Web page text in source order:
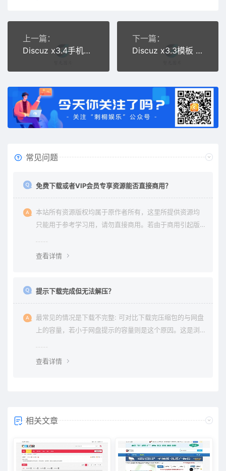
上一篇：
Discuz x3.4手机模板 AIUI手机版4.2.0高级版 GBK UTF8
下一篇：
Discuz x3.3模板 仿迪恩城市门户分类信息网 商业版(GBK)
常见问题
免费下载或者VIP会员专享资源能否直接商用？
本站所有资源版权均属于原作者所有，这里所提供资源均
只能用于参考学习用，请勿直接商用。若由于商用引起版
查看详情
提示下载完成但无法解压？
最常见的情况是下载不完整: 可对比下载完压缩包的与网盘
上的容量，若小于网盘提示的容量则是这个原因。这是浏
查看详情
相关文章